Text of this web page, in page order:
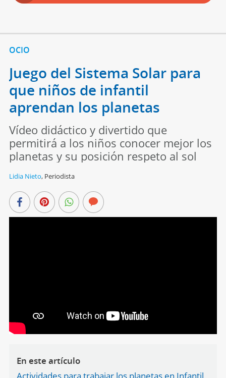
OCIO
Juego del Sistema Solar para
que niños de infantil
aprendan los planetas
Vídeo didáctico y divertido que
permitirá a los niños conocer mejor los
planetas y su posición respeto al sol
Lidia Nieto, Periodista
En este artículo